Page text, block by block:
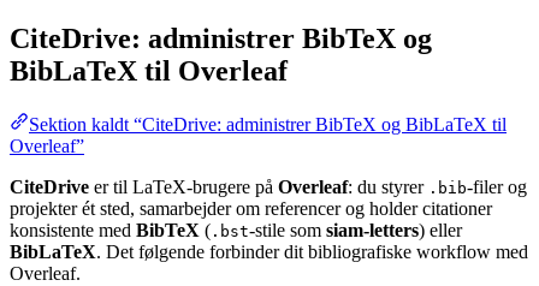
CiteDrive: administrer BibTeX og
BibLaTeX til Overleaf
Sektion kaldt “CiteDrive: administrer BibTeX og BibLaTeX til
Overleaf”
CiteDrive er til LaTeX-brugere på Overleaf: du styrer .bib-filer og
projekter ét sted, samarbejder om referencer og holder citationer
konsistente med BibTeX ( .bst-stile som siam-letters) eller
BibLaTeX. Det følgende forbinder dit bibliografiske workflow med
Overleaf.